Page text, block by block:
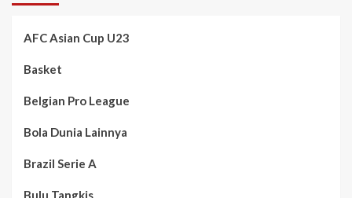
AFC Asian Cup U23
Basket
Belgian Pro League
Bola Dunia Lainnya
Brazil Serie A
Bulu Tangkis